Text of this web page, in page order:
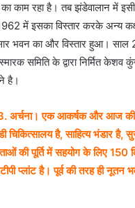
काम रहा है। तब झंडेवालान में
में इसका विस्तार करके अन्य
भवन का और विस्तार हुआ। साल
समिति के द्वारा निर्मित केशव
है।
अर्चना। एक आकर्षक और आज
है, साहित्य भंडार है,
की पूर्ति में सहयोग के लिए 150
प्लांट है। पूर्व की तरह ही